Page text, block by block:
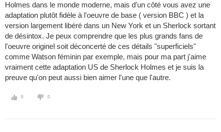
Holmes dans le monde moderne, mais d'un côté vous avez une
adaptation plutôt fidèle à l'oeuvre de base ( version BBC ) et la
version largement libéré dans un New York et un Sherlock sortant
de désintox. Je peux comprendre que les plus grands fans de
l'oeuvre originel soit déconcerté de ces détails "superficiels"
comme Watson féminin par exemple, mais pour ma part j'aime
vraiment cette adaptation US de Sherlock Holmes et je suis la
preuve qu'on peut aussi bien aimer l'une que l'autre.
0 0